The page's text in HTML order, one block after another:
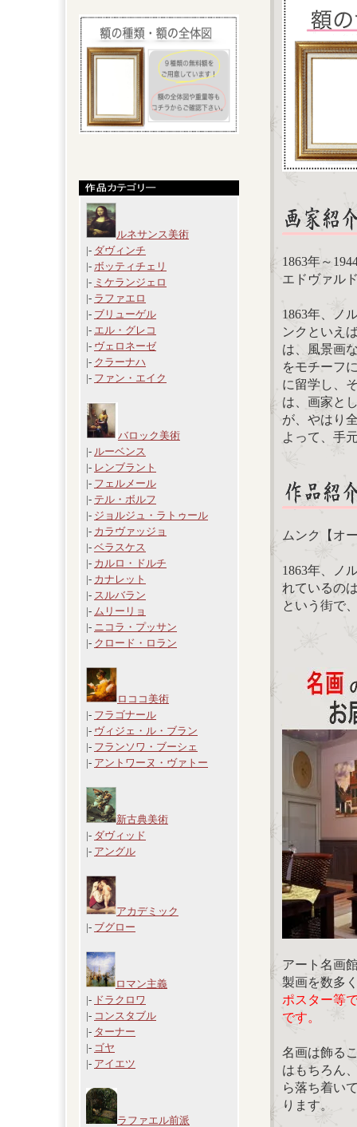
ルネサンス美術
|- ダヴィンチ
|- ボッティチェリ
|- ミケランジェロ
|- ラファエロ
|- ブリューゲル
|- エル・グレコ
|- ヴェロネーゼ
|- クラーナハ
|- ファン・エイク
バロック美術
|- ルーベンス
|- レンブラント
|- フェルメール
|- テル・ボルフ
|- ジョルジュ・ラトゥール
|- カラヴァッジョ
|- ベラスケス
|- カルロ・ドルチ
|- カナレット
|- スルバラン
|- ムリーリョ
|- ニコラ・プッサン
|- クロード・ロラン
ロココ美術
|- フラゴナール
|- ヴィジェ・ル・ブラン
|- フランソワ・ブーシェ
|- アントワーヌ・ヴァトー
新古典美術
|- ダヴィッド
|- アングル
アカデミック
|- ブグロー
ロマン主義
|- ドラクロワ
|- コンスタブル
|- ターナー
|- ゴヤ
|- アイエツ
ラファエル前派
1863年～
エドヴァル
1863年、ノ
ンクといえ
は、風景画
をモチーフ
に留学し、
は、画家と
が、やはり
よって、手
ムンク【オ
1863年、ノ
れているの
という街で
アート名画
製画を数多
ポスター等
です。
名画は飾る
はもちろん
ら落ち着い
ります。